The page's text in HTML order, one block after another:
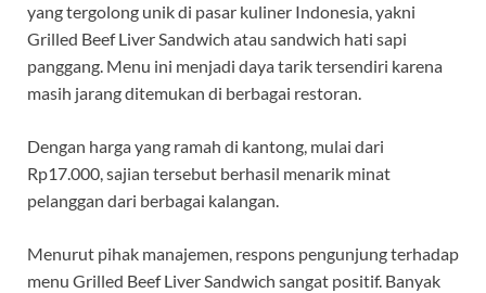
yang tergolong unik di pasar kuliner Indonesia, yakni
Grilled Beef Liver Sandwich atau sandwich hati sapi
panggang. Menu ini menjadi daya tarik tersendiri karena
masih jarang ditemukan di berbagai restoran.
Dengan harga yang ramah di kantong, mulai dari
Rp17.000, sajian tersebut berhasil menarik minat
pelanggan dari berbagai kalangan.
Menurut pihak manajemen, respons pengunjung terhadap
menu Grilled Beef Liver Sandwich sangat positif. Banyak